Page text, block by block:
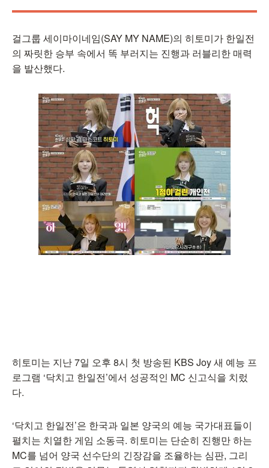
걸그룹 세이마이네임(SAY MY NAME)의 히토미가 한일전
의 짜릿한 승부 속에서 똑 부러지는 진행과 러블리한 매력
을 발산했다.
히토미는 지난 7일 오후 8시 첫 방송된 KBS Joy 새 예능 프
로그램 ‘닥치고 한일전’에서 성공적인 MC 신고식을 치렀
다.
‘닥치고 한일전’은 한국과 일본 양국의 예능 국가대표들이
펼치는 치열한 게임 소동극. 히토미는 단순히 진행만 하는
MC를 넘어 양국 선수단의 긴장감을 조율하는 심판, 그리